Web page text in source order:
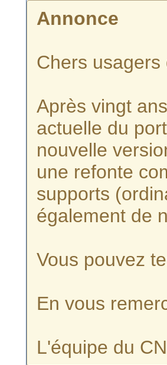
Annonce
Chers
Après vingt
actuelle du
nouvelle
une refonte
supports
également de
Vous pouvez
En vous
L'équipe du